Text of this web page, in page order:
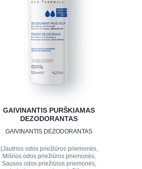
GAIVINANTIS PURŠKIAMAS
DEZODORANTAS
GAIVINANTIS DEZODORANTAS
(Jautrios odos priežiūros priemonės,
Mišrios odos priežiūros priemonės,
Sausos odos priežiūros priemonės,